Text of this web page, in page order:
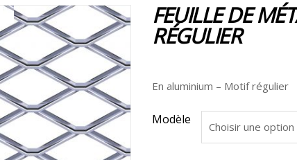
FEUILLE DE
RÉGULIER
En aluminium – Motif régulier
Modèle